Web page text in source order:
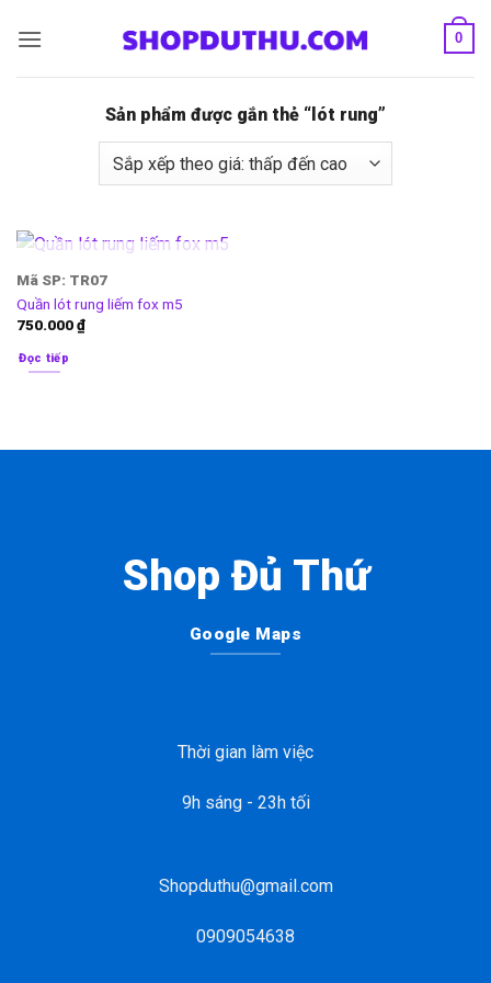
qua
0
Sản phẩm được gắn thẻ “lót rung”
HẾT HÀNG
Mã SP: TR07
Quần lót rung liếm fox m5
750.000₫
Đọc tiếp
Shop Đủ Thứ
Google Maps
Thời gian làm việc
9h sáng - 23h tối
Shopduthu@gmail.com
0909054638